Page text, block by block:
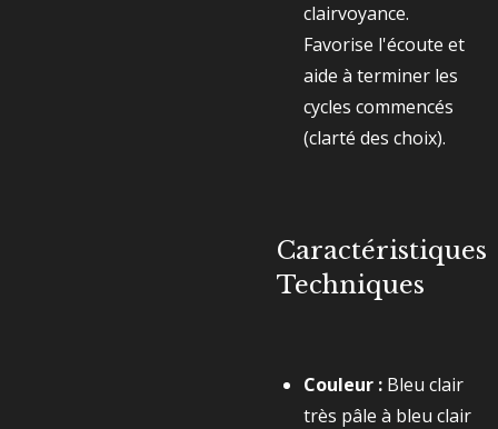
clairvoyance.
Favorise l'écoute et
aide à terminer les
cycles commencés
(clarté des choix).
Caractéristiques
Techniques
Couleur : Bleu clair
très pâle à bleu clair